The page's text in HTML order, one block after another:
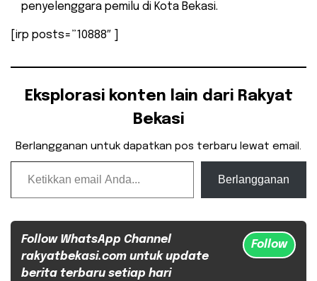
penyelenggara pemilu di Kota Bekasi.
[irp posts=”10888″ ]
Eksplorasi konten lain dari Rakyat
Bekasi
Berlangganan untuk dapatkan pos terbaru lewat email.
Ketikkan email Anda...
Berlangganan
Follow WhatsApp Channel
rakyatbekasi.com untuk update
berita terbaru setiap hari
Follow